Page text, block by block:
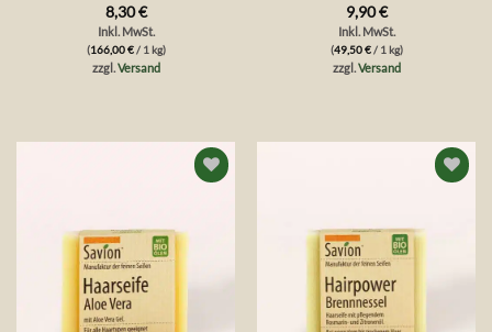
Bewertet
mit
0
von
8,30€
Inkl. MwSt.
(166,00€/ 1 kg)
zzgl.Versand
Bewertet
mit
0
von
9,90€
Inkl. MwSt.
(49,50€/ 1 kg)
zzgl.Versand